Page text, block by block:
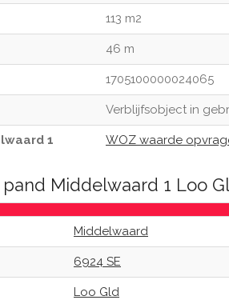
113 m2
46 m
1705100000024065
Verblijfsobject in
1 WOZ waarde
Middelwaard 1 Loo
Middelwaard
6924 SE
Loo Gld